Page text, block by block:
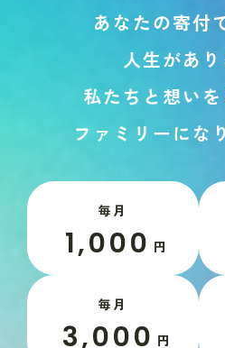
あ な たの寄付
人生があ り
私た ち と 想い を
フ ァ ミ リ ーに な り
毎月
1,000 円
毎月
3,000 円